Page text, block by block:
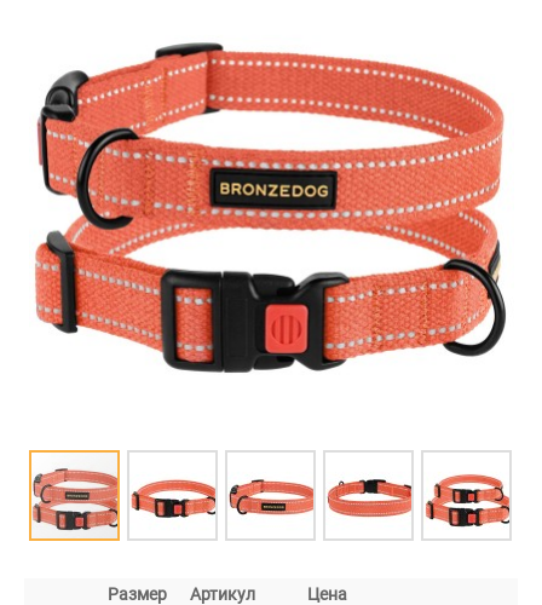
Размер Артикул Цена